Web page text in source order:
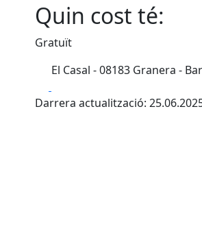
Quin cost té:
Gratuït
El Casal - 08183 Granera -
Darrera actualització: